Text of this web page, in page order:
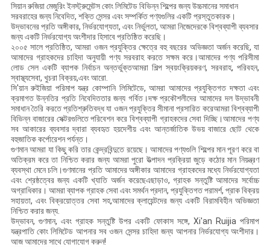
সিয়ান রুজিয়া মেজুরিং ইনস্ট্রুমেন্টস কোং লিমিটেড বিভিন্ন শিল্পের জন্য উচ্চমানের সমাধান
সরবরাহের জন্য নিবেদিত, শক্তি সেন্সর এবং সম্পর্কিত পণ্যগুলির একটি প্রস্তুতকারক।
উদ্ভাবনের প্রতি অঙ্গীকার, নির্ভরযোগ্যতা, এবং নির্ভুলতা, আমরা নিজেদেরকে বিশ্বব্যাপী ব্যবসার
জন্য একটি নির্ভরযোগ্য অংশীদার হিসাবে প্রতিষ্ঠিত করেছি।
২০০৫ সালে প্রতিষ্ঠিত, আমরা ওজন প্রযুক্তির ক্ষেত্রে বহু বছরের অভিজ্ঞতা অর্জন করেছি, যা
আমাদের গ্রাহকদের চাহিদা অনুযায়ী পণ্য সরবরাহ করতে সক্ষম করে।আমাদের পণ্য পরিসীমা
লোড সেল একটি ব্যাপক নির্বাচন অন্তর্ভুক্তআমরা শিল্প স্বয়ংক্রিয়করণ, সরবরাহ, পরিবহন,
স্বাস্থ্যসেবা, খুচরা বিক্রয়,এবং আরো.
সি'য়ান রুইজিয়া পরিমাপ যন্ত্র কোম্পানি লিমিটেডে, আমরা আমাদের প্রযুক্তিগত দক্ষতা এবং
ক্রমাগত উন্নতির প্রতি নিবেদিততার জন্য গর্বিত।দক্ষ প্রকৌশলীদের আমাদের দল উদ্ভাবনী
সমাধান তৈরি করতে প্রতিশ্রুতিবদ্ধ যা ওজন প্রযুক্তির সীমানা প্রসারিত করেআমরা বিশ্বব্যাপী
বিভিন্ন বাজারের সেক্টরগুলিতে পরিবেশন করে বিশ্বব্যাপী গ্রাহকদের সেবা দিচ্ছি।আমাদের পণ্য
সব আকারের ব্যবসার দ্বারা ব্যবহৃত হয়দেশীয় এবং আন্তর্জাতিক উভয় বাজারে ছোট থেকে
বহুজাতিক কর্পোরেশন পর্যন্ত।
গুণমান আমরা যা কিছু করি তার কেন্দ্রবিন্দুতে রয়েছে। আমাদের পণ্যগুলি শিল্পের মান পূরণ করে বা
অতিক্রম করে তা নিশ্চিত করার জন্য আমরা পুরো উত্পাদন প্রক্রিয়া জুড়ে কঠোর মান নিয়ন্ত্রণ
ব্যবস্থা মেনে চলি।গুণমানের প্রতি আমাদের অঙ্গীকার আমাদের গ্রাহকদের মধ্যে নির্ভরযোগ্যতা
এবং শ্রেষ্ঠত্বের জন্য একটি খ্যাতি অর্জন করেছেএছাড়াও, গ্রাহক সন্তুষ্টি আমাদের সর্বোচ্চ
অগ্রাধিকার। আমরা ব্যাপক গ্রাহক সেবা এবং সমর্থন প্রদান, প্রযুক্তিগত পরামর্শ, প্রাক বিক্রয়
সহায়তা, এবং বিক্রয়োত্তর সেবা সহ,আমাদের ক্লায়েন্টদের জন্য একটি বিরামবিহীন অভিজ্ঞতা
নিশ্চিত করার জন্য.
উদ্ভাবন, গুণমান, এবং গ্রাহক সন্তুষ্টি উপর একটি ফোকাস সঙ্গে, Xi'an Ruijia পরিমাপ
যন্ত্রপাতি কোং লিমিটেড আপনার সব ওজন সেন্সর চাহিদা জন্য আপনার নির্ভরযোগ্য অংশীদার।
আজ আমাদের সাথে যোগাযোগ করুন!